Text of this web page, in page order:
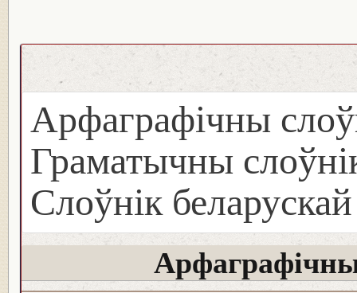
Арфаграфічны
Граматычны
Слоўнік